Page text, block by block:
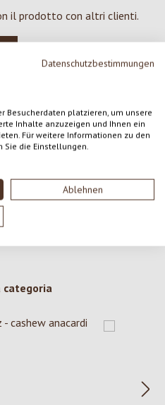
Datenschutzbestimmungen
Besucherdaten platzieren, um unsere
Inhalte anzuzeigen und Ihnen ein
Für weitere Informationen zu den
Sie die Einstellungen.
Ablehnen
il prodotto con altri clienti.
nella lingua corrente.
Condividi le tue opinioni